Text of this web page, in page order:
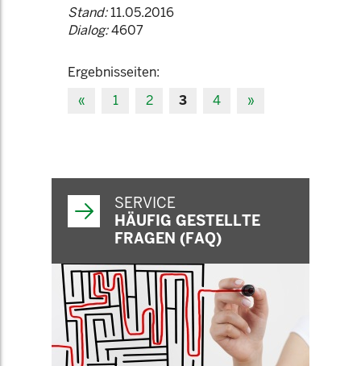
Stand:11.05.2016
Dialog:4607
Ergebnisseiten:
«
1 2 3 4 »
SERVICE
HÄUFIG GESTELLTE
FRAGEN (FAQ)